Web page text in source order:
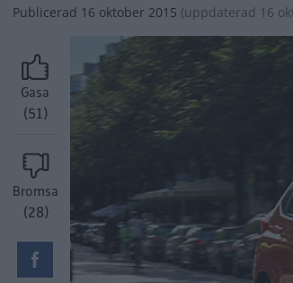
Publicerad 16 oktober 2015 (uppdaterad 16
Gasa
(51)
Bromsa
(28)